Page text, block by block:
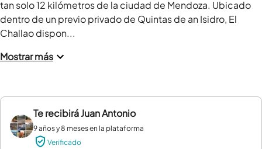
tan solo 12 kilómetros de la ciudad de Mendoza. Ubicado
dentro de un previo privado de Quintas de an Isidro, El
Challao dispon...
Mostrar más
Te recibiráJuan Antonio
9 años y 8 meses en la plataforma
Verificado